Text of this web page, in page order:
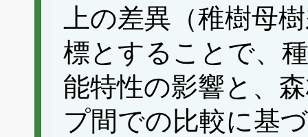
上の差異（稚樹母
標とすることで、
能特性の影響と、
プ間での比較に基